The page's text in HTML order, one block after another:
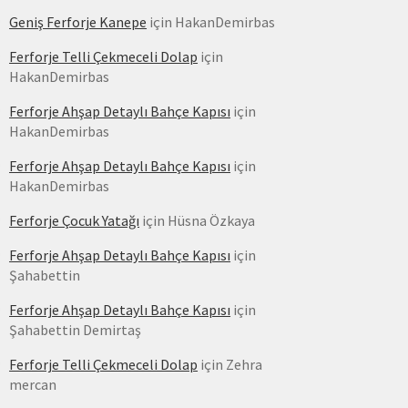
Geniş Ferforje Kanepe için HakanDemirbas
Ferforje Telli Çekmeceli Dolap için
HakanDemirbas
Ferforje Ahşap Detaylı Bahçe Kapısı için
HakanDemirbas
Ferforje Ahşap Detaylı Bahçe Kapısı için
HakanDemirbas
Ferforje Çocuk Yatağı için Hüsna Özkaya
Ferforje Ahşap Detaylı Bahçe Kapısı için
Şahabettin
Ferforje Ahşap Detaylı Bahçe Kapısı için
Şahabettin Demirtaş
Ferforje Telli Çekmeceli Dolap için Zehra
mercan